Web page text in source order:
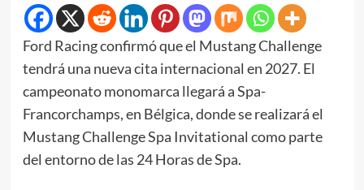
Ford Racing confirmó que el Mustang Challenge
tendrá una nueva cita internacional en 2027. El
campeonato monomarca llegará a Spa-
Francorchamps, en Bélgica, donde se realizará el
Mustang Challenge Spa Invitational como parte
del entorno de las 24 Horas de Spa.